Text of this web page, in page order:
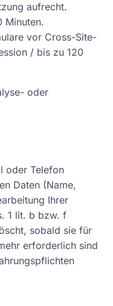
aufrecht.
Minuten.
vor Cross-Site-
/ bis zu 120
oder
oder Telefon
Daten (Name,
Ihrer
1 lit. b bzw. f
sobald sie für
erforderlich sind